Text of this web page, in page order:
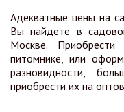
Адекватные цены на
Вы найдете в
Москве.
питомнике, или
разновидности,
приобрести их на